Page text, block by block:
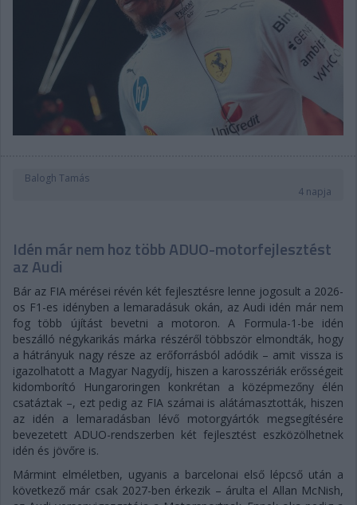
Balogh Tamás
4 napja
Idén már nem hoz több ADUO-motorfejlesztést
az Audi
Bár az FIA mérései révén két fejlesztésre lenne jogosult a 2026-
os F1-es idényben a lemaradásuk okán, az Audi idén már nem
fog több újítást bevetni a motoron. A Formula-1-be idén
beszálló négykarikás márka részéről többször elmondták, hogy
a hátrányuk nagy része az erőforrásból adódik – amit vissza is
igazolhatott a Magyar Nagydíj, hiszen a karosszériák erősségeit
kidomborító Hungaroringen konkrétan a középmezőny élén
csatáztak –, ezt pedig az FIA számai is alátámasztották, hiszen
az idén a lemaradásban lévő motorgyártók megsegítésére
bevezetett ADUO-rendszerben két fejlesztést eszközölhetnek
idén és jövőre is.
Mármint elméletben, ugyanis a barcelonai első lépcső után a
következő már csak 2027-ben érkezik – árulta el Allan McNish,